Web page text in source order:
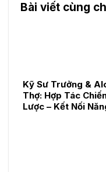
Bài viết cùng
Kỹ Sư Trưởng &
Thợ: Hợp Tác
Lược – Kết Nối